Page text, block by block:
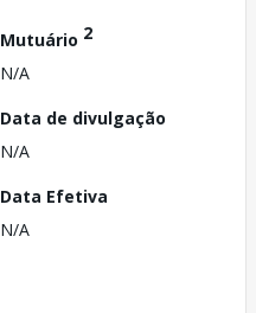
Mutuário 2
N/A
Data de divulgação
N/A
Data Efetiva
N/A